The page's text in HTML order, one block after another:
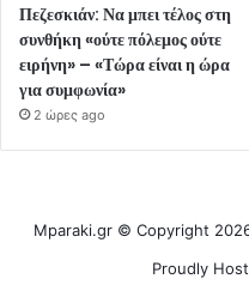
Πεζεσκιάν: Να μπει τέλος στη
συνθήκη «ούτε πόλεμος ούτε
ειρήνη» – «Τώρα είναι η ώρα
για συμφωνία»
2 ώρες ago
Mparaki.gr © Copyright
Proudly